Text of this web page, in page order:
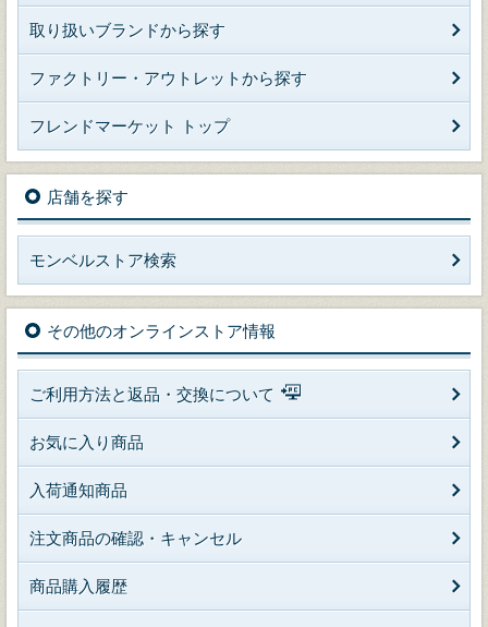
取り扱いブランドから探す
ファクトリー・アウトレットから探す
フレンドマーケット トップ
店舗を探す
モンベルストア検索
その他のオンラインストア情報
ご利用方法と返品・交換について
お気に入り商品
入荷通知商品
注文商品の確認・キャンセル
商品購入履歴